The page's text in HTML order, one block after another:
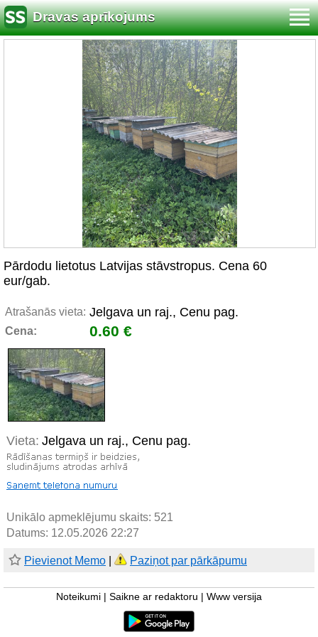
Dravas aprīkojums
Pārdodu lietotus Latvijas stāvstropus. Cena 60
eur/gab.
Atrašanās vieta: Jelgava un raj., Cenu pag.
Cena: 0.60 €
Vieta: Jelgava un raj., Cenu pag.
Unikālo apmeklējumu skaits: 521
Datums: 12.05.2026 22:27
Pievienot Memo Paziņot par pārkāpumu
Noteikumi Saikne ar redaktoru Www versija